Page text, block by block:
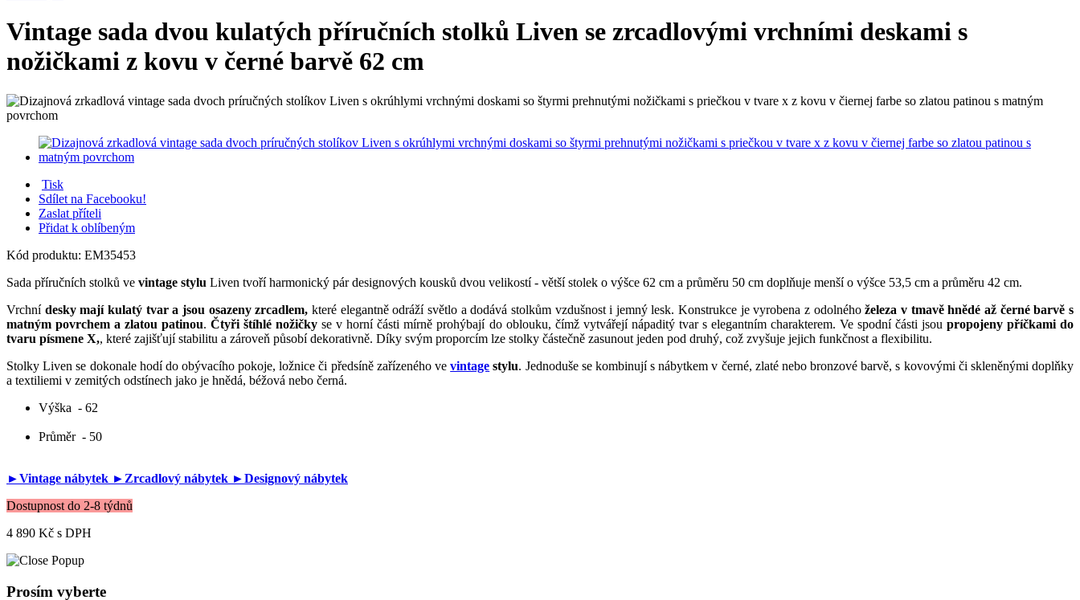
Vintage sada dvou kulatých příručních stolků Liven se zrcadlovými vrchními deskami s
nožičkami z kovu v černé barvě 62 cm
Tisk
Sdílet na Facebooku!
Zaslat příteli
Přidat k oblíbeným
Kód produktu: EM35453
Sada příručních stolků ve vintage stylu Liven tvoří harmonický pár designových kousků dvou velikostí - větší stolek o výšce 62 cm a průměru 50 cm doplňuje menší o výšce 53,5 cm a průměru 42 cm.
Vrchní desky mají kulatý tvar a jsou osazeny zrcadlem, které elegantně odráží světlo a dodává stolkům vzdušnost i jemný lesk. Konstrukce je vyrobena z odolnéhoželeza v tmavě hnědé až černé barvě s
matným povrchem a zlatou patinou.Čtyři štíhlé nožičky se v horní části mírně prohýbají do oblouku, čímž vytvářejí nápaditý tvar s elegantním charakterem. Ve spodní části jsou propojeny příčkami do
tvaru písmene X,, které zajišťují stabilitu a zároveň působí dekorativně. Díky svým proporcím lze stolky částečně zasunout jeden pod druhý, což zvyšuje jejich funkčnost a flexibilitu.
Stolky Liven se dokonale hodí do obývacího pokoje, ložnice či předsíně zařízeného vevintage stylu. Jednoduše se kombinují s nábytkem v černé, zlaté nebo bronzové barvě, s kovovými či skleněnými doplňky
a textiliemi v zemitých odstínech jako je hnědá, béžová nebo černá.
Výška - 62
Průměr- 50
►Vintage nábytek ►Zrcadlový nábytek ►Designový nábytek
Dostupnost do 2-8 týdnů
4 890 Kč s DPH
Prosím vyberte